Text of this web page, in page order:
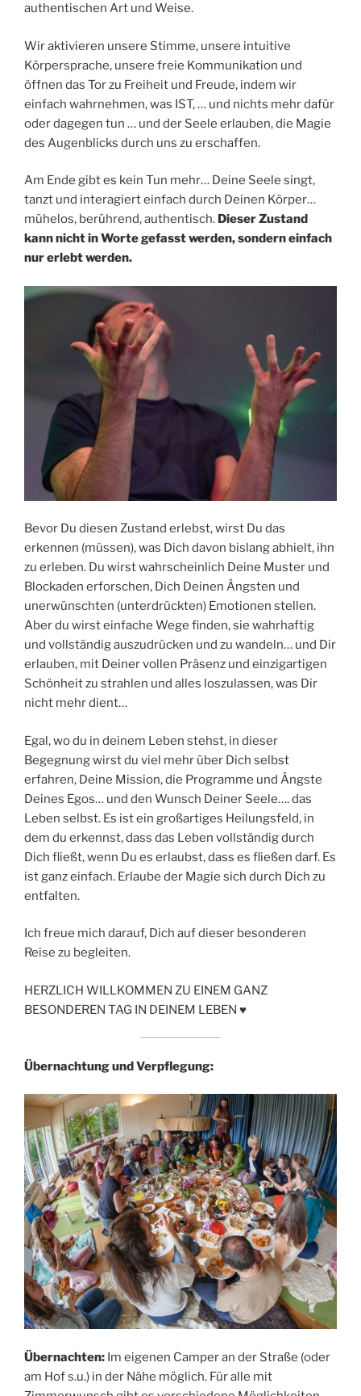
authentischen Art und Weise.
Wir aktivieren unsere Stimme, unsere intuitive
Körpersprache, unsere freie Kommunikation und
öffnen das Tor zu Freiheit und Freude, indem wir
einfach wahrnehmen, was IST, … und nichts mehr dafür
oder dagegen tun … und der Seele erlauben, die Magie
des Augenblicks durch uns zu erschaffen.
Am Ende gibt es kein Tun mehr… Deine Seele singt,
tanzt und interagiert einfach durch Deinen Körper…
mühelos, berührend, authentisch. Dieser Zustand
kann nicht in Worte gefasst werden, sondern einfach
nur erlebt werden.
Bevor Du diesen Zustand erlebst, wirst Du das
erkennen (müssen), was Dich davon bislang abhielt, ihn
zu erleben. Du wirst wahrscheinlich Deine Muster und
Blockaden erforschen, Dich Deinen Ängsten und
unerwünschten (unterdrückten) Emotionen stellen.
Aber du wirst einfache Wege finden, sie wahrhaftig
und vollständig auszudrücken und zu wandeln… und Dir
erlauben, mit Deiner vollen Präsenz und einzigartigen
Schönheit zu strahlen und alles loszulassen, was Dir
nicht mehr dient…
Egal, wo du in deinem Leben stehst, in dieser
Begegnung wirst du viel mehr über Dich selbst
erfahren, Deine Mission, die Programme und Ängste
Deines Egos… und den Wunsch Deiner Seele…. das
Leben selbst. Es ist ein großartiges Heilungsfeld, in
dem du erkennst, dass das Leben vollständig durch
Dich fließt, wenn Du es erlaubst, dass es fließen darf. Es
ist ganz einfach. Erlaube der Magie sich durch Dich zu
entfalten.
Ich freue mich darauf, Dich auf dieser besonderen
Reise zu begleiten.
HERZLICH WILLKOMMEN ZU EINEM GANZ
BESONDEREN TAG IN DEINEM LEBEN ♥
Übernachtung und Verpflegung:
Übernachten: Im eigenen Camper an der Straße (oder
am Hof s.u.) in der Nähe möglich. Für alle mit